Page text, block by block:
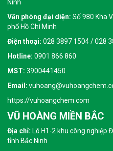
Ninh
Văn phòng đại diện: Số 980 Kha
phố Hồ Chí Minh
Điện thoại: 028 3897 1504 / 028
Hotline: 0901 866 860
MST: 3900441450
Email:
https://vuhoangchem.com
VŨ HOÀNG MIỀN BẮC
Địa chỉ: Lô H1-2 khu công nghiệp
tỉnh Bắc Ninh